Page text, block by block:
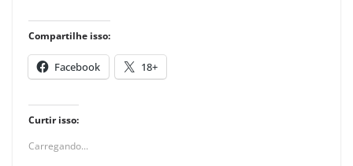
Compartilhe isso:
Facebook 18+
Curtir isso:
Carregando...